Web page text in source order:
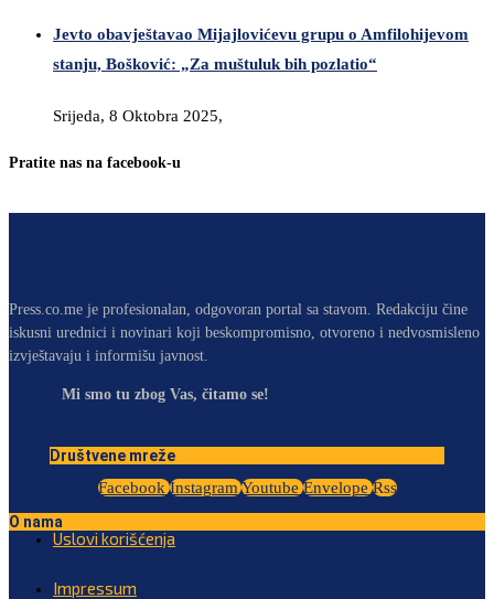
Jevto obavještavao Mijajlovićevu grupu o Amfilohijevom
stanju, Bošković: „Za muštuluk bih pozlatio“
Srijeda, 8 Oktobra 2025,
Pratite nas na facebook-u
Press.co.me je profesionalan, odgovoran portal sa stavom. Redakciju čine
iskusni urednici i novinari koji beskompromisno, otvoreno i nedvosmisleno
izvještavaju i informišu javnost.
Mi smo tu zbog Vas, čitamo se!
Društvene mreže
Facebook Instagram Youtube Envelope Rss
O nama
Uslovi korišćenja
Impressum